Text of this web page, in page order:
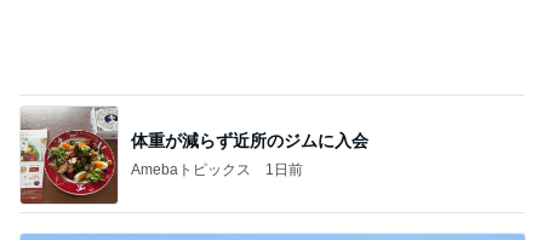
体重が減らず近所のジムに入会
Amebaトピックス 1日前